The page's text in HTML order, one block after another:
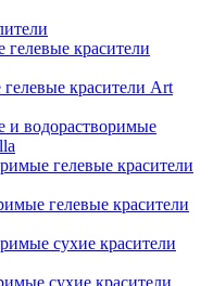
красители
красители Art
и водорастворимые
гелевые красители
гелевые красители
сухие красители
сухие красители